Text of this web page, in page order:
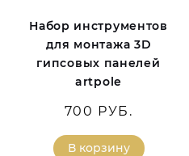
Набор инструментов
для монтажа 3D
гипсовых панелей
artpole
700 РУБ.
В корзину